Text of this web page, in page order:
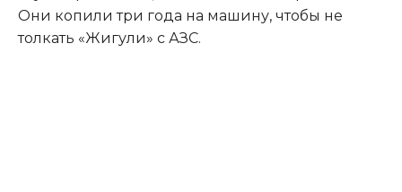
Они копили три года на машину, чтобы не
толкать «Жигули» с АЗС.